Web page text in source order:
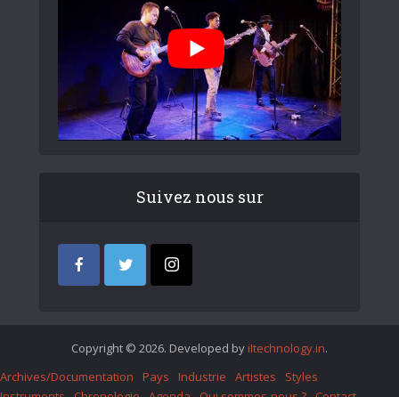
Suivez nous sur
Copyright © 2026. Developed by iItechnology.in.
Archives/Documentation
Pays Industrie Artistes
Styles